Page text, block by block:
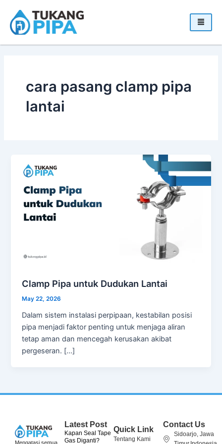
content
cara pasang clamp pipa
lantai
Clamp Pipa untuk Dudukan Lantai
May 22, 2026
Dalam sistem instalasi perpipaan, kestabilan posisi
pipa menjadi faktor penting untuk menjaga aliran
tetap aman dan mencegah kerusakan akibat
pergeseran. […]
Mengatasi semua
Latest Post
Kapan Seal Tape
Gas Diganti?
Quick Link
Tentang Kami
Contact Us
Sidoarjo, Jawa